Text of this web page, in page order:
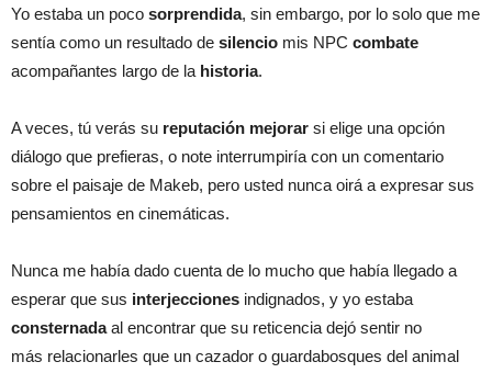
Yo estaba un poco sorprendida, sin embargo, por lo solo que me
sentía como un resultado de silencio mis NPC combate
acompañantes largo de la historia.
A veces, tú verás su reputación mejorar si elige una opción
diálogo que prefieras, o note interrumpiría con un comentario
sobre el paisaje de Makeb, pero usted nunca oirá a expresar sus
pensamientos en cinemáticas.
Nunca me había dado cuenta de lo mucho que había llegado a
esperar que sus interjecciones indignados, y yo estaba
consternadaal encontrar que su reticencia dejó sentir no
más relacionarles que un cazador o guardabosques del animal